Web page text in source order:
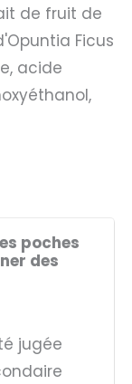
de fruit de
Ficus
acide
poches
des
jugée